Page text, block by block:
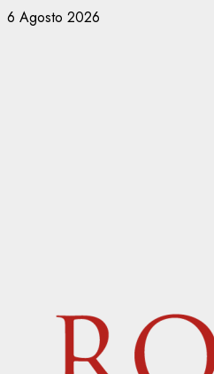
Vai
6 Agosto 2026